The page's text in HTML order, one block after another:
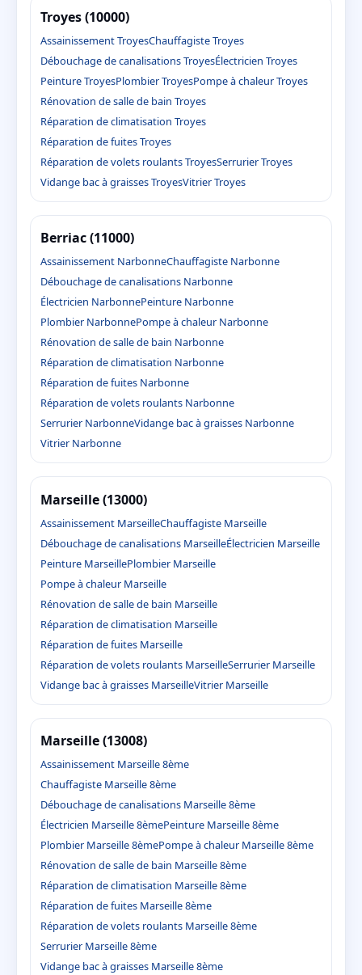
Troyes (10000)
Assainissement TroyesChauffagiste Troyes
Débouchage de canalisations TroyesÉlectricien Troyes
Peinture TroyesPlombier TroyesPompe à chaleur Troyes
Rénovation de salle de bain Troyes
Réparation de climatisation Troyes
Réparation de fuites Troyes
Réparation de volets roulants TroyesSerrurier Troyes
Vidange bac à graisses TroyesVitrier Troyes
Berriac (11000)
Assainissement NarbonneChauffagiste Narbonne
Débouchage de canalisations Narbonne
Électricien NarbonnePeinture Narbonne
Plombier NarbonnePompe à chaleur Narbonne
Rénovation de salle de bain Narbonne
Réparation de climatisation Narbonne
Réparation de fuites Narbonne
Réparation de volets roulants Narbonne
Serrurier NarbonneVidange bac à graisses Narbonne
Vitrier Narbonne
Marseille (13000)
Assainissement MarseilleChauffagiste Marseille
Débouchage de canalisations MarseilleÉlectricien Marseille
Peinture MarseillePlombier Marseille
Pompe à chaleur Marseille
Rénovation de salle de bain Marseille
Réparation de climatisation Marseille
Réparation de fuites Marseille
Réparation de volets roulants MarseilleSerrurier Marseille
Vidange bac à graisses MarseilleVitrier Marseille
Marseille (13008)
Assainissement Marseille 8ème
Chauffagiste Marseille 8ème
Débouchage de canalisations Marseille 8ème
Électricien Marseille 8èmePeinture Marseille 8ème
Plombier Marseille 8èmePompe à chaleur Marseille 8ème
Rénovation de salle de bain Marseille 8ème
Réparation de climatisation Marseille 8ème
Réparation de fuites Marseille 8ème
Réparation de volets roulants Marseille 8ème
Serrurier Marseille 8ème
Vidange bac à graisses Marseille 8ème